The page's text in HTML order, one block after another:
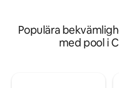
Populära
med pool i